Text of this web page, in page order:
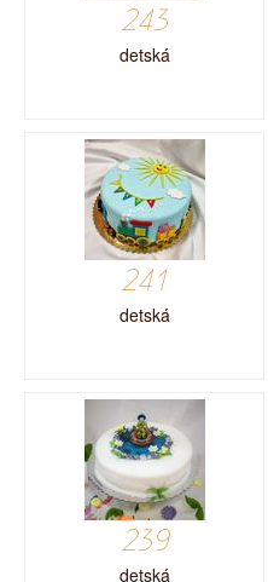
243
detská
241
detská
239
detská